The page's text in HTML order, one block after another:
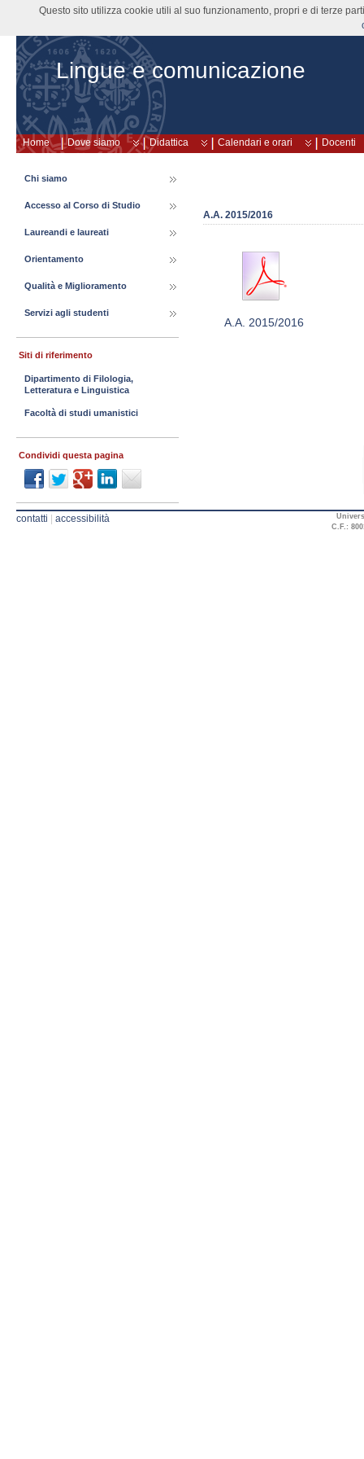
Lingue e comunicazione
Home Dove siamo Didattica Calendari e orari Docenti
A.A. 2015/2016
A.A. 2015/2016
Chi siamo
Accesso al Corso di Studio
Laureandi e laureati
Orientamento
Qualità e Miglioramento
Servizi agli studenti
Siti di riferimento
Dipartimento di Filologia,
Letteratura e Linguistica
Facoltà di studi umanistici
Condividi questa pagina
contatti accessibilità
C.F.:
Questo sito utilizza cookie utili al suo funzionamento, propri e di terze